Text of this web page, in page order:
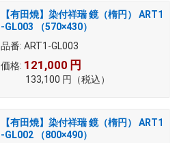
【有田焼】染付祥瑞 鏡（楕円） ART1
-GL003 （570×430）
品番: ART1-GL003
価格: 121,000 円
133,100 円 （税込）
【有田焼】染付祥瑞 鏡（楕円） ART1
-GL002 （800×490）